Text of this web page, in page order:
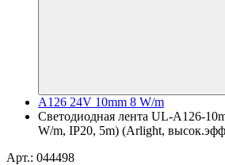
A126 24V 10mm 8 W/m
Светодиодная лента UL-A126-
W/m, IP20, 5m) (Arlight,
Арт.: 044498